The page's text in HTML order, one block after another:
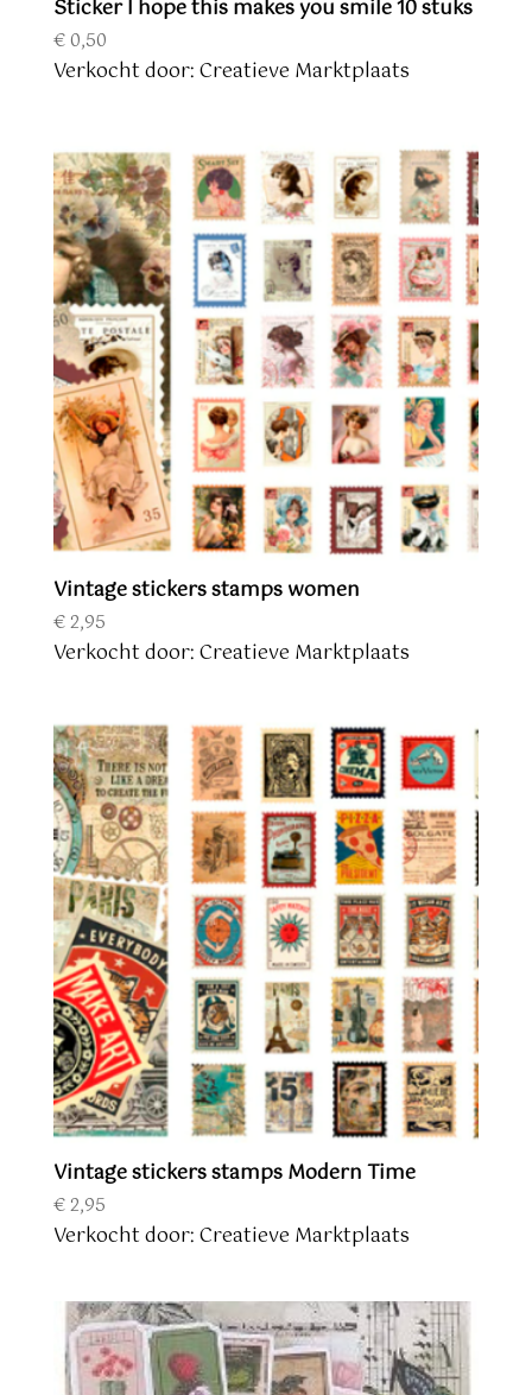
Sticker I hope this makes you smile 10 stuks
€0,50
Verkocht door: Creatieve Marktplaats
Vintage stickers stamps women
€2,95
Verkocht door: Creatieve Marktplaats
Vintage stickers stamps Modern Time
€2,95
Verkocht door: Creatieve Marktplaats